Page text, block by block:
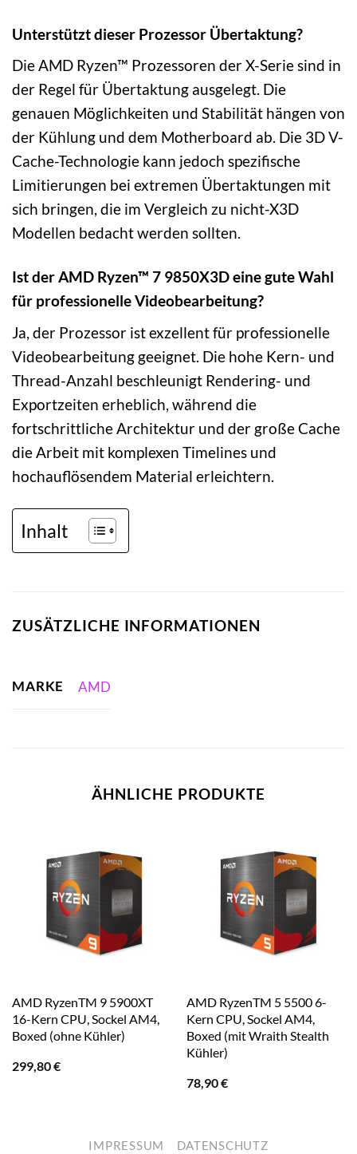
Unterstützt dieser Prozessor Übertaktung?
Die AMD Ryzen™ Prozessoren der X-Serie sind in
der Regel für Übertaktung ausgelegt. Die
genauen Möglichkeiten und Stabilität hängen von
der Kühlung und dem Motherboard ab. Die 3D V-
Cache-Technologie kann jedoch spezifische
Limitierungen bei extremen Übertaktungen mit
sich bringen, die im Vergleich zu nicht-X3D
Modellen bedacht werden sollten.
Ist der AMD Ryzen™ 7 9850X3D eine gute Wahl
für professionelle Videobearbeitung?
Ja, der Prozessor ist exzellent für professionelle
Videobearbeitung geeignet. Die hohe Kern- und
Thread-Anzahl beschleunigt Rendering- und
Exportzeiten erheblich, während die
fortschrittliche Architektur und der große Cache
die Arbeit mit komplexen Timelines und
hochauflösendem Material erleichtern.
Inhalt
ZUSÄTZLICHE INFORMATIONEN
MARKE AMD
ÄHNLICHE PRODUKTE
AMD RyzenTM 9 5900XT
16-Kern CPU, Sockel AM4,
Boxed (ohne Kühler)
299,80€
AMD RyzenTM 5 5500 6-
Kern CPU, Sockel AM4,
Boxed (mit Wraith Stealth
Kühler)
78,90€
IMPRESSUM DATENSCHUTZ